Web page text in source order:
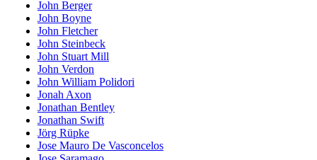
John Berger
John Boyne
John Fletcher
John Steinbeck
John Stuart Mill
John Verdon
John William Polidori
Jonah Axon
Jonathan Bentley
Jonathan Swift
Jörg Rüpke
Jose Mauro De Vasconcelos